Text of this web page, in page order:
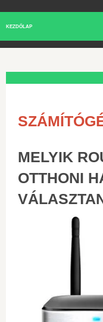
KEZDŐLAP
MELYIK
OTTHONI